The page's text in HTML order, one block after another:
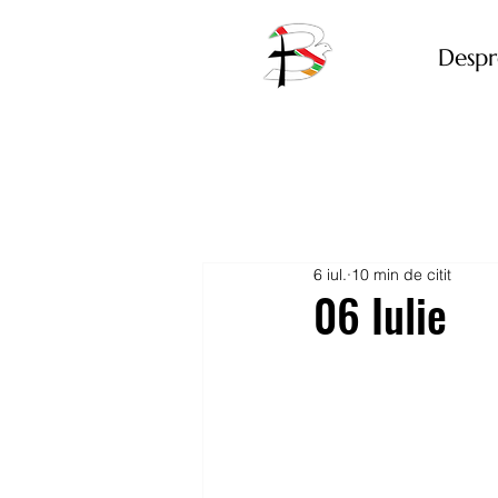
06 Iulie
6 iul. 10 min de citit